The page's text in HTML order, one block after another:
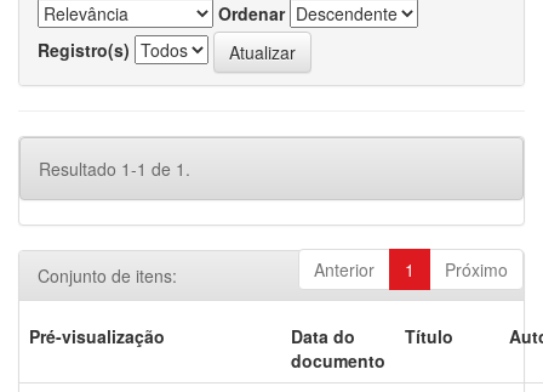
Ordenar
Registro(s)
Resultado 1-1 de 1.
Anterior 1 Próximo
Conjunto de itens:
Pré-visualização
Data do
documento
Título